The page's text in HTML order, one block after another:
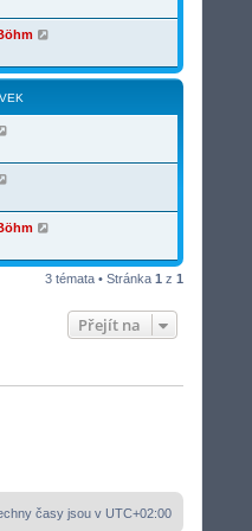
3 témata • Stránka 1 z 1
Přejít na
časy jsou v UTC+02:00